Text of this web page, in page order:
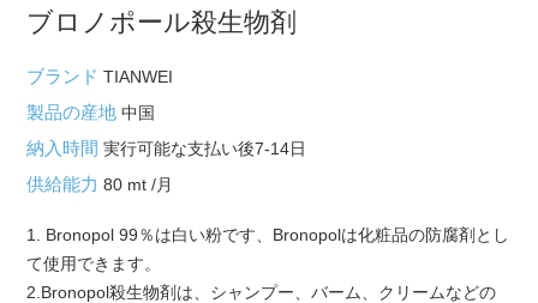
ブロノポール殺生物剤
ブランドTIANWEI
製品の産地中国
納入時間実行可能な支払い後7-14日
供給能力80 mt /月
1. Bronopol 99％は白い粉です、Bronopolは化粧品の防腐剤とし
て使用できます。
2.Bronopol殺生物剤は、シャンプー、バーム、クリームなどの